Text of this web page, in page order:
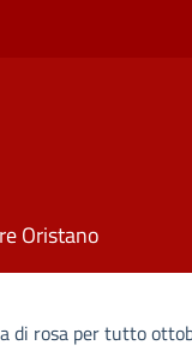
Oristano
di rosa per tutto